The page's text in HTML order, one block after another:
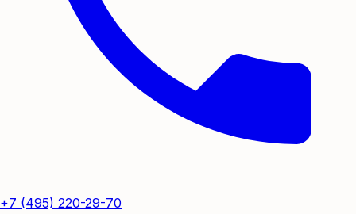
+7 (495) 220-29-70